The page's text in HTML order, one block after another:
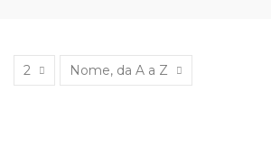
2 Nome, da A a Z